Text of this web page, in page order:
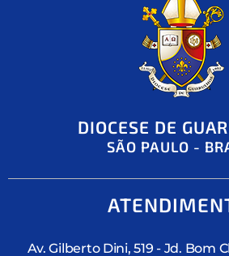
DIOCESE DE
SÃO PAULO -
Av. Gilberto Dini, 519 - Jd. Bom